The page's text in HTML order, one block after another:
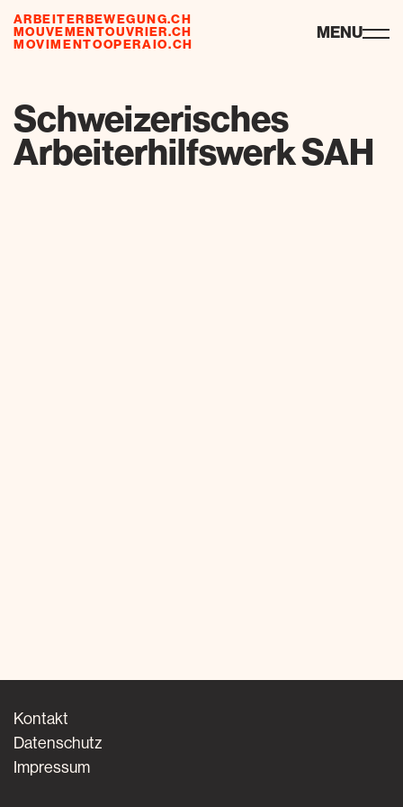
ARBEITERBEWEGUNG.CH
MOUVEMENTOUVRIER.CH
MOVIMENTOOPERAIO.CH
ressourcen MENU
Schweizerisches
Arbeiterhilfswerk SAH
Kontakt
Datenschutz
Impressum